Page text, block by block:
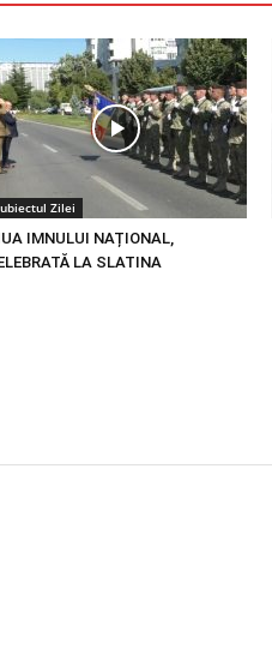
Zilei
IMNULUI NAȚIONAL,
LA SLATINA